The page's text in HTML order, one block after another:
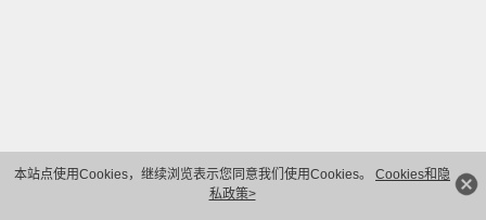
本站点使用Cookies，继续浏览表示您同意我们使用Cookies。 Cookies和隐
私政策>